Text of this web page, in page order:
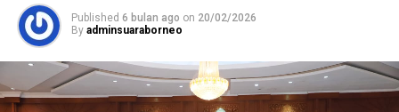
Published 6 bulan ago on 20/02/2026
By adminsuaraborneo